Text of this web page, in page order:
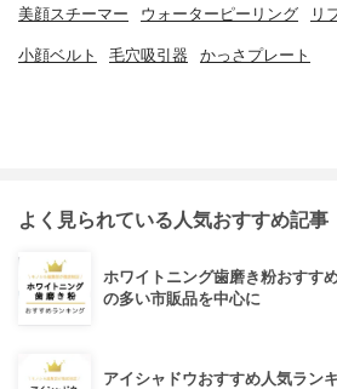
美顔スチーマー ウォーターピーリング リ
小顔ベルト 毛穴吸引器 かっさプレート
よく見られている人気おすすめ記事
ホワイトニング歯磨き粉おすす
の多い市販品を中心に
アイシャドウおすすめ人気ラン